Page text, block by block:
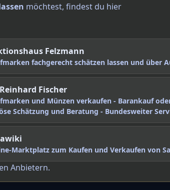
möchtest, findest du hier
Felzmann
fachgerecht schätzen lassen und über
Fischer
und Münzen verkaufen - Barankauf
Schätzung und Beratung - Bundesweiter
Marktplatz zum Kaufen und Verkaufen von
Anbietern.